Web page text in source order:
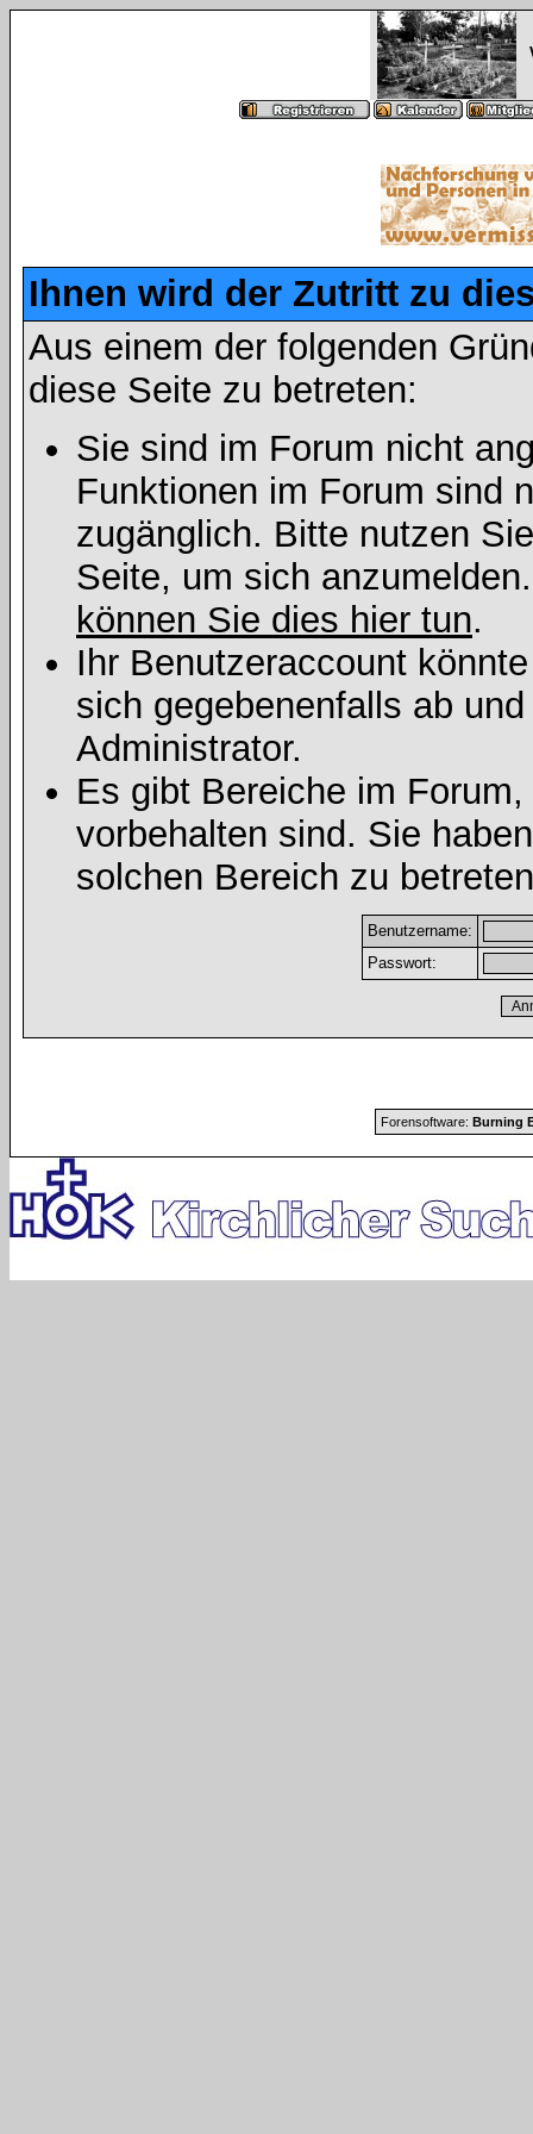
Ihnen wird der Zutritt zu
Aus einem der folgenden
diese Seite zu betreten:
Sie sind im Forum nicht
Funktionen im Forum sind
zugänglich. Bitte nutzen
Seite, um sich
können Sie dies hier tun.
Ihr Benutzeraccount
sich gegebenenfalls ab
Administrator.
Es gibt Bereiche im
vorbehalten sind. Sie
solchen Bereich zu
Benutzername:
Passwort:
Forensoftware: Burning